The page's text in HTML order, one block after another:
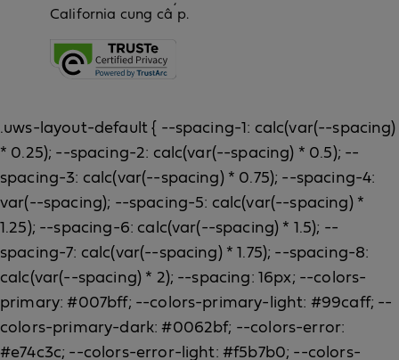
California cung cấp.